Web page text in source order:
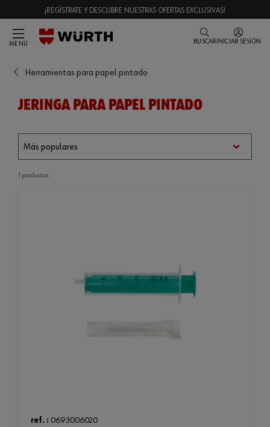
¡REGÍSTRATE Y DESCUBRE NUESTRAS OFERTAS EXCLUSIVAS!
MENÚ BUSCAR INICIAR SESIÓN
Herramientas para papel pintado
JERINGA PARA PAPEL PINTADO
1 productos
ref. : 0693006020